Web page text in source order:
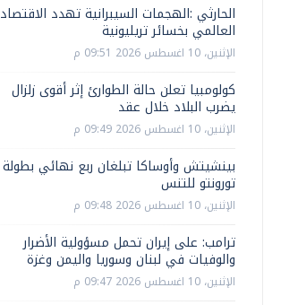
الحارثي :الهجمات السيبرانية تهدد الاقتصاد
العالمي بخسائر تريليونية
الإثنين، 10 اغسطس 2026 09:51 م
كولومبيا تعلن حالة الطوارئ إثر أقوى زلزال
يضرب البلاد خلال عقد
الإثنين، 10 اغسطس 2026 09:49 م
بينشيتش وأوساكا تبلغان ربع نهائي بطولة
تورونتو للتنس
الإثنين، 10 اغسطس 2026 09:48 م
ترامب: على إيران تحمل مسؤولية الأضرار
والوفيات في لبنان وسوريا واليمن وغزة
الإثنين، 10 اغسطس 2026 09:47 م